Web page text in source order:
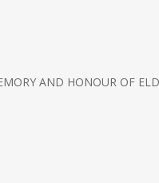
AND HONOUR OF